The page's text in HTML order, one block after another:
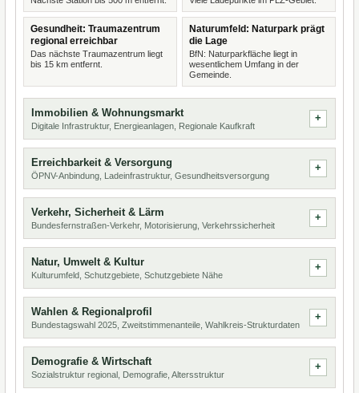
Gesundheit: Traumazentrum
regional erreichbar
Das nächste Traumazentrum liegt
bis 15 km entfernt.
Naturumfeld: Naturpark prägt
die Lage
BfN: Naturparkfläche liegt in
wesentlichem Umfang in der
Gemeinde.
Immobilien & Wohnungsmarkt
Digitale Infrastruktur, Energieanlagen, Regionale Kaufkraft
Erreichbarkeit & Versorgung
ÖPNV-Anbindung, Ladeinfrastruktur, Gesundheitsversorgung
Verkehr, Sicherheit & Lärm
Bundesfernstraßen-Verkehr, Motorisierung, Verkehrssicherheit
Natur, Umwelt & Kultur
Kulturumfeld, Schutzgebiete, Schutzgebiete Nähe
Wahlen & Regionalprofil
Bundestagswahl 2025, Zweitstimmenanteile, Wahlkreis-Strukturdaten
Demografie & Wirtschaft
Sozialstruktur regional, Demografie, Altersstruktur